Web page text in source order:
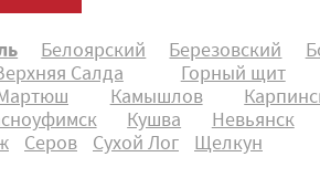
Белоярский Березовский
Салда Горный щит
Камышлов
Кушва Невьянск
Серов Сухой Лог Щелкун